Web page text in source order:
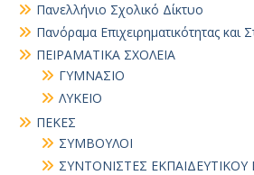
Πανελλήνιο Σχολικό Δίκτυο
Πανόραμα Επιχειρηματικότητας και
ΠΕΙΡΑΜΑΤΙΚΑ ΣΧΟΛΕΙΑ
ΓΥΜΝΑΣΙΟ
ΛΥΚΕΙΟ
ΠΕΚΕΣ
ΣΥΜΒΟΥΛΟΙ
ΣΥΝΤΟΝΙΣΤΕΣ